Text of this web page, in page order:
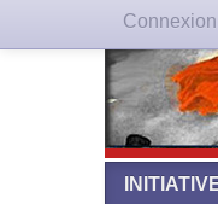
Connexion